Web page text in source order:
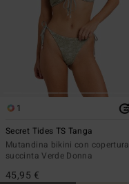
1
Secret Tides TS Tanga
Mutandina bikini con copertura
succinta Verde Donna
45,95 €